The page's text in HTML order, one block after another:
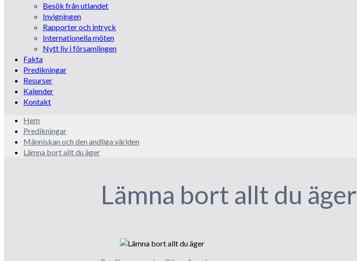
Besök från utlandet
Invigningen
Rapporter och intryck
Internationella möten
Nytt liv i församlingen
Fakta
Predikningar
Resurser
Kalender
Kontakt
Hem
Predikningar
Människan och den andliga världen
Lämna bort allt du äger
Lämna bort allt du äger